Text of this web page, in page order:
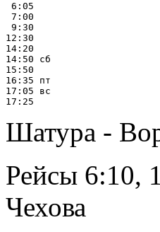
6:05
7:00
9:30
12:30
14:20
14:50 сб
15:50
16:35 пт
17:05 вс
Шатура -
Рейсы 6:10,
Чехова